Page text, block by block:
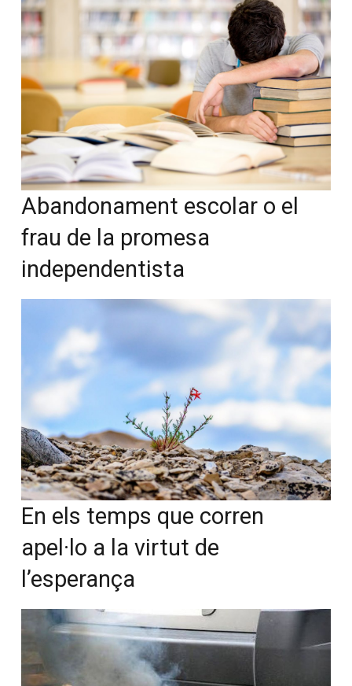
Abandonament escolar o el
frau de la promesa
independentista
En els temps que corren
apel·lo a la virtut de
l’esperança